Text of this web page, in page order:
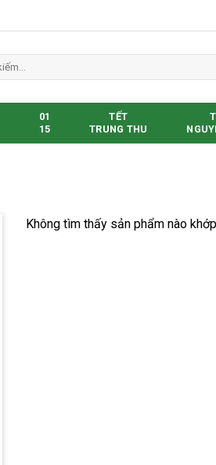
01
15
TẾT
TRUNG THU
Không tìm thấy sản phẩm nào